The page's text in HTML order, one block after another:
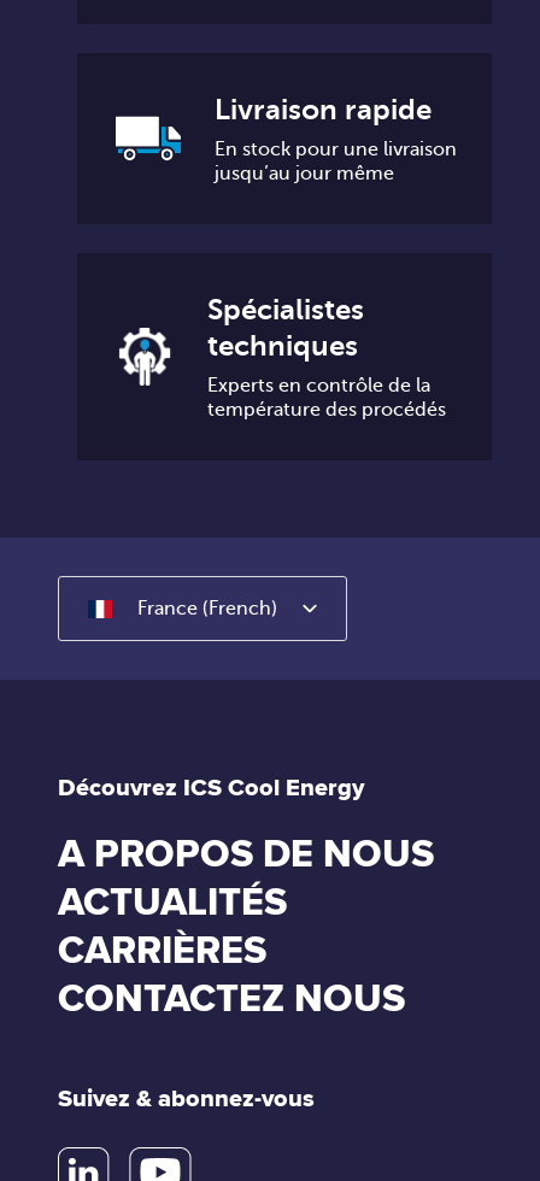
Livraison rapide
En stock pour une livraison
jusqu’au jour même
Spécialistes
techniques
Experts en contrôle de la
température des procédés
France (French)
Découvrez ICS Cool Energy
A PROPOS DE NOUS
ACTUALITÉS
CARRIÈRES
CONTACTEZ NOUS
Suivez & abonnez-vous